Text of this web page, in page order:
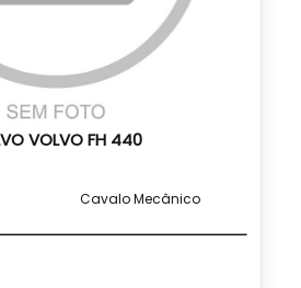
VOLVO FH 440
Cavalo Mecânico